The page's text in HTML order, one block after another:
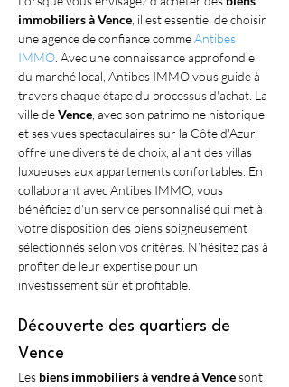
immobiliers à Vence , il est essentiel de choisir
une agence de confiance comme Antibes
IMMO . Avec une connaissance approfondie
du marché local, Antibes IMMO vous guide à
travers chaque étape du processus d'achat. La
ville de Vence , avec son patrimoine historique
et ses vues spectaculaires sur la Côte d'Azur,
offre une diversité de choix, allant des villas
luxueuses aux appartements confortables. En
collaborant avec Antibes IMMO, vous
bénéficiez d'un service personnalisé qui met à
votre disposition des biens soigneusement
sélectionnés selon vos critères. N’hésitez pas à
profiter de leur expertise pour un
investissement sûr et profitable.
Découverte des quartiers de
Vence
Les biens immobiliers à vendre à Vence sont